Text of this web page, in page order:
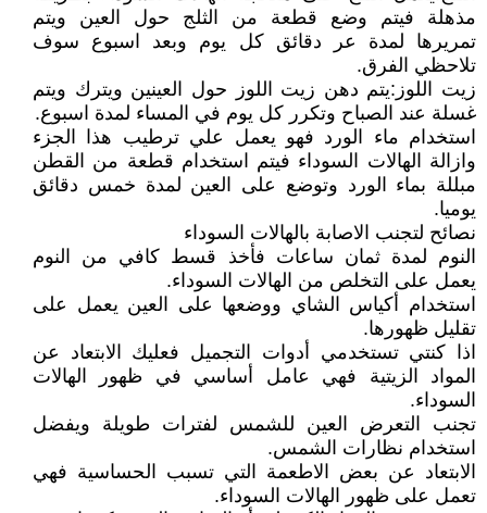
مذهلة فيتم وضع قطعة من الثلج حول العين ويتم
تمريرها لمدة عر دقائق كل يوم وبعد اسبوع سوف
تلاحظي الفرق.
زيت اللوز:يتم دهن زيت اللوز حول العينين ويترك ويتم
غسلة عند الصباح وتكرر كل يوم في المساء لمدة اسبوع.
استخدام ماء الورد فهو يعمل علي ترطيب هذا الجزء
وازالة الهالات السوداء فيتم استخدام قطعة من القطن
مبللة بماء الورد وتوضع على العين لمدة خمس دقائق
يوميا.
نصائح لتجنب الاصابة بالهالات السوداء
النوم لمدة ثمان ساعات فأخذ قسط كافي من النوم
يعمل على التخلص من الهالات السوداء.
استخدام أكياس الشاي ووضعها على العين يعمل على
تقليل ظهورها.
اذا كنتي تستخدمي أدوات التجميل فعليك الابتعاد عن
المواد الزيتية فهي عامل أساسي في ظهور الهالات
السوداء.
تجنب التعرض العين للشمس لفترات طويلة ويفضل
استخدام نظارات الشمس.
الابتعاد عن بعض الاطعمة التي تسبب الحساسية فهي
تعمل على ظهور الهالات السوداء.